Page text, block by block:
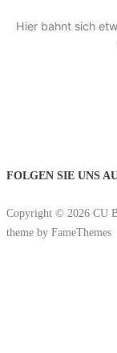
Hier bahnt sich
FOLGEN SIE UNS
Copyright © 2026 CU
theme by FameThemes